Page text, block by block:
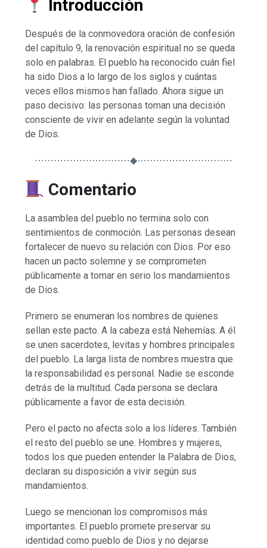
Introducción
Después de la conmovedora oración de confesión
del capítulo 9, la renovación espiritual no se queda
solo en palabras. El pueblo ha reconocido cuán fiel
ha sido Dios a lo largo de los siglos y cuántas
veces ellos mismos han fallado. Ahora sigue un
paso decisivo: las personas toman una decisión
consciente de vivir en adelante según la voluntad
de Dios.
⋯⋯⋯⋯⋯⋯⋯⋯⋯⋯◆⋯⋯⋯⋯⋯⋯⋯⋯⋯⋯
Comentario
La asamblea del pueblo no termina solo con
sentimientos de conmoción. Las personas desean
fortalecer de nuevo su relación con Dios. Por eso
hacen un pacto solemne y se comprometen
públicamente a tomar en serio los mandamientos
de Dios.
Primero se enumeran los nombres de quienes
sellan este pacto. A la cabeza está Nehemías. A él
se unen sacerdotes, levitas y hombres principales
del pueblo. La larga lista de nombres muestra que
la responsabilidad es personal. Nadie se esconde
detrás de la multitud. Cada persona se declara
públicamente a favor de esta decisión.
Pero el pacto no afecta solo a los líderes. También
el resto del pueblo se une. Hombres y mujeres,
todos los que pueden entender la Palabra de Dios,
declaran su disposición a vivir según sus
mandamientos.
Luego se mencionan los compromisos más
importantes. El pueblo promete preservar su
identidad como pueblo de Dios y no dejarse